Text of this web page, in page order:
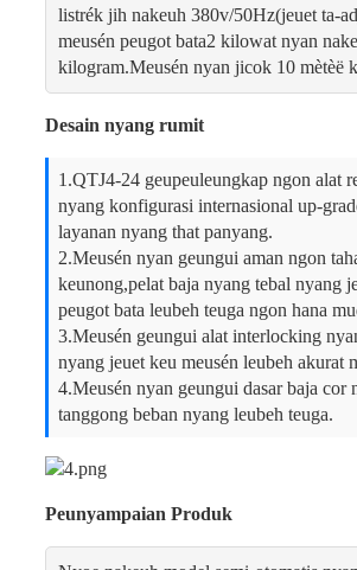
listrék jih nakeuh 380v/50Hz(jeuet ta-
meusén peugot bata2 kilowat nyan
kilogram.Meusén nyan jicok 10 mètèë
Desain nyang rumit
1.QTJ4-24 geupeuleungkap ngon alat
nyang konfigurasi internasional up-
layanan nyang that panyang.
2.Meusén nyan geungui aman ngon
keunong,pelat baja nyang tebal nyang
peugot bata leubeh teuga ngon hana
3.Meusén geungui alat interlocking
nyang jeuet keu meusén leubeh akurat
4.Meusén nyan geungui dasar baja cor
tanggong beban nyang leubeh teuga.
Peunyampaian Produk